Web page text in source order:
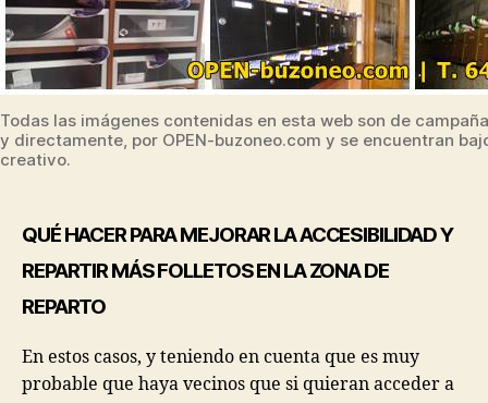
Todas las imágenes contenidas en esta web son de
y directamente, por OPEN-buzoneo.com y se encuentran
creativo.
QUÉ HACER PARA MEJORAR LA ACCESIBILIDAD Y
REPARTIR MÁS FOLLETOS EN LA ZONA DE
REPARTO
En estos casos, y teniendo en cuenta que es muy
probable que haya vecinos que si quieran acceder a